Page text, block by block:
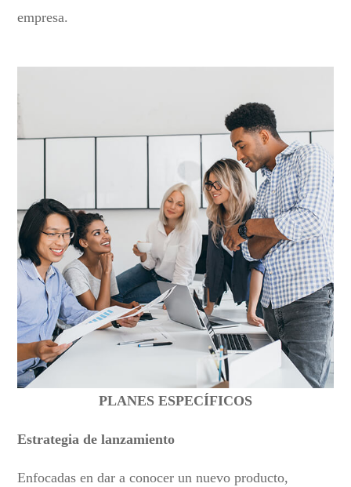
empresa.
PLANES ESPECÍFICOS
Estrategia de lanzamiento
Enfocadas en dar a conocer un nuevo producto,